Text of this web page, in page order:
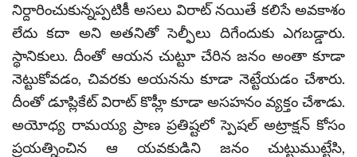
నిర్దారించుకున్నప్పటికీ అసలు విరాట్ నయితే కలిసే అవకాశం
లేదు కదా అని అతనితో సెల్ఫీలు దిగేందుకు ఎగబడ్డారు.
స్థానికులు. దీంతో ఆయన చుట్టూ చేరిన జనం అంతా కూడా
నెట్టుకోవడం, చివరకు అయనను కూడా నెట్టేయడం చేశారు.
దీంతో డూప్లికేట్ విరాట్ కొహ్లీ కూడా అసహనం వ్యక్తం చేశాడు.
అయోధ్య రామయ్య ప్రాణ ప్రతిష్టలో స్పెషల్ అట్రాక్షన్ కోసం
ప్రయత్నించిన ఆ యవకుడిని జనం చుట్టుముట్టేసి,